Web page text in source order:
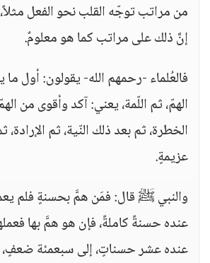
من مراتب توجّه القلب نحو الفعل
إنَّ ذلك على مراتب كما هو معلومٌ.
فالعُلماء -رحمهم الله- يقولون: أول ما
الهمّ، ثم اللّمة، يعني: آكد وأقوى من
الخطرة، ثم بعد ذلك النّية، ثم
عزيمةٍ.
والنبي ﷺ قال: فمَن همَّ بحسنةٍ فلم
عنده حسنةً كاملةً، فإن هو همَّ بها
عنده عشر حسناتٍ، إلى سبعمئة